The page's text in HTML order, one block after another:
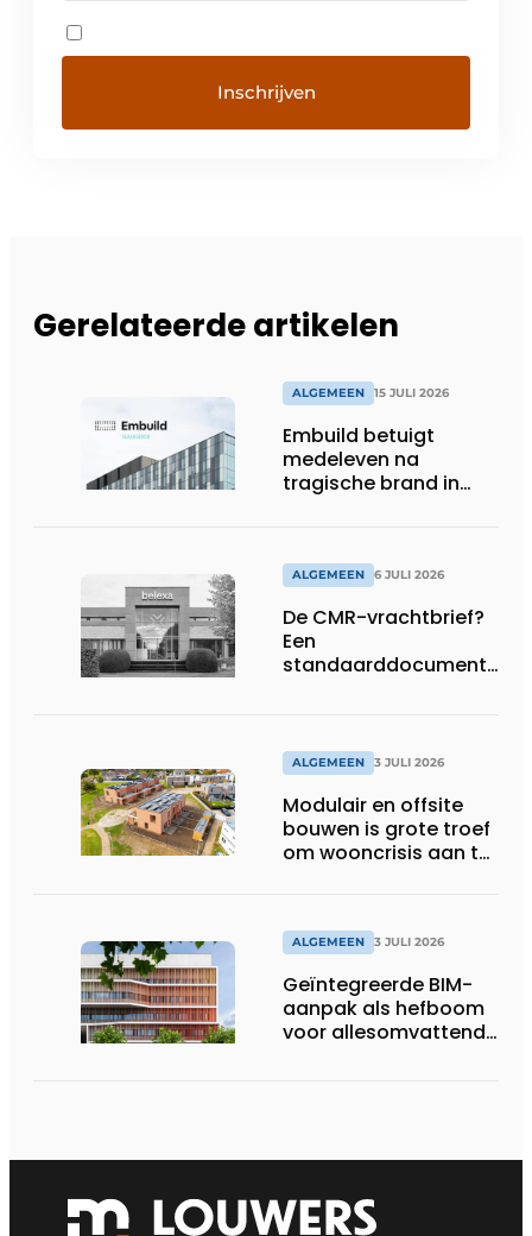
Gerelateerde artikelen
ALGEMEEN 15 JULI 2026
Embuild betuigt
medeleven na
tragische brand in
ALGEMEEN 6 JULI 2026
De CMR-vrachtbrief?
Een
standaarddocument
ALGEMEEN 3 JULI 2026
Modulair en offsite
bouwen is grote troef
om wooncrisis aan te
ALGEMEEN 3 JULI 2026
Geïntegreerde BIM-
aanpak als hefboom
voor allesomvattende